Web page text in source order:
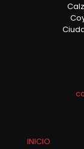
INICIO